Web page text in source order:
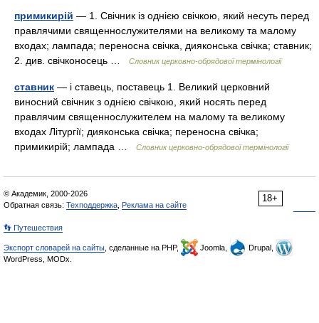
примикирій — 1. Свічник із однією свічкою, який несуть перед
правлячими священнослужителями на великому та малому
входах; лампада; переносна свічка, дияконська свічка; ставник;
2. див. свічконосець …
Словник церковно-обрядової термінології
ставник — і ставець, поставець 1. Великий церковний
виносний свічник з однією свічкою, який носять перед
правлячим священнослужителем на малому та великому
входах Літургії; дияконська свічка; переносна свічка;
примикирій; лампада …
Словник церковно-обрядової термінології
18+
© Академик, 2000-2026
Обратная связь: Техподдержка Реклама на сайте
👣 Путешествия
Экспорт словарей на сайты , сделанные на PHP, Joomla,
Drupal,
WordPress, MODx.